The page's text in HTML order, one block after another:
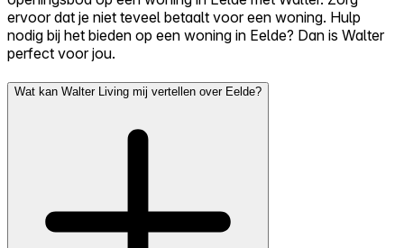
ervoor dat je niet teveel betaalt voor een woning. Hulp
nodig bij het bieden op een woning in Eelde? Dan is Walter
perfect voor jou.
Wat kan Walter Living mij vertellen over Eelde?